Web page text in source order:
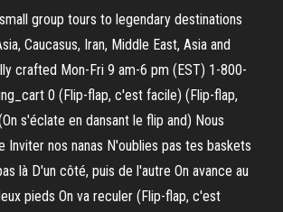
group tours to legendary destinations
Caucasus, Iran, Middle East, Asia and
crafted Mon-Fri 9 am-6 pm (EST) 1-800-
0 (Flip-flap, c'est facile) (Flip-flap,
s'éclate en dansant le flip and) Nous
Inviter nos nanas N'oublies pas tes baskets
là D'un côté, puis de l'autre On avance au
pieds On va reculer (Flip-flap, c'est